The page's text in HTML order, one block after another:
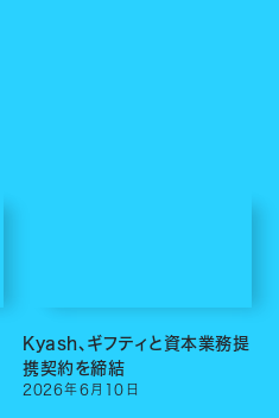
Kyash、ギフティと資本業務提
携契約を締結
2026年6月 10 日